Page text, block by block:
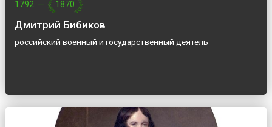
1792 — 1870
Дмитрий Бибиков
российский военный и государственный деятель